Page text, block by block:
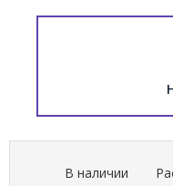
В наличии